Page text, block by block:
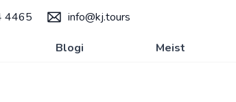
4465 info@kj.tours
Blogi Meist